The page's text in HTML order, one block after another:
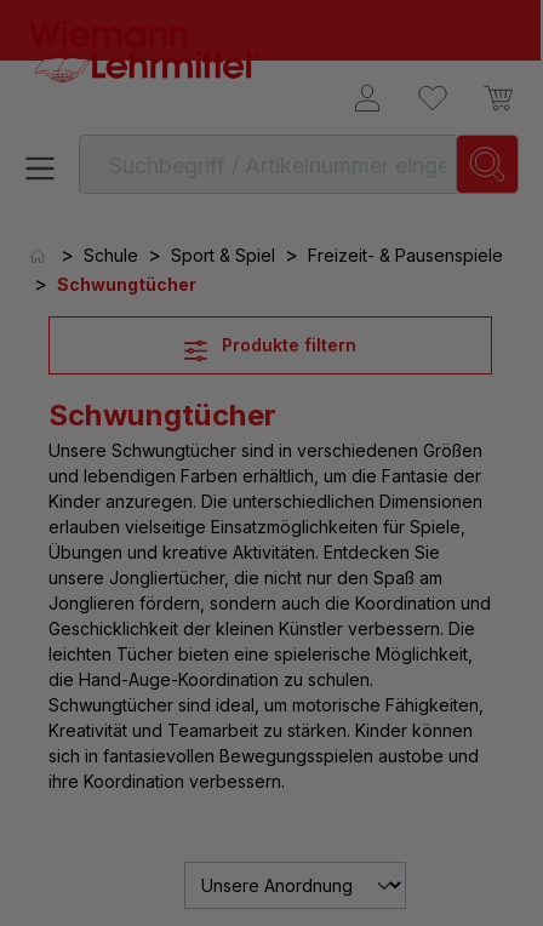
> Schule > Sport & Spiel > Freizeit- & Pausenspiele
> Schwungtücher
Produkte filtern
Schwungtücher
Unsere Schwungtücher sind in verschiedenen Größen
und lebendigen Farben erhältlich, um die Fantasie der
Kinder anzuregen. Die unterschiedlichen Dimensionen
erlauben vielseitige Einsatzmöglichkeiten für Spiele,
Übungen und kreative Aktivitäten. Entdecken Sie
unsere Jongliertücher, die nicht nur den Spaß am
Jonglieren fördern, sondern auch die Koordination und
Geschicklichkeit der kleinen Künstler verbessern. Die
leichten Tücher bieten eine spielerische Möglichkeit,
die Hand-Auge-Koordination zu schulen.
Schwungtücher sind ideal, um motorische Fähigkeiten,
Kreativität und Teamarbeit zu stärken. Kinder können
sich in fantasievollen Bewegungsspielen austobe und
ihre Koordination verbessern.